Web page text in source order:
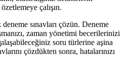
çalışın.
sınavları çözün. Deneme
zaman yönetimi becerilerinizi
soru türlerine aşina
çözdükten sonra, hatalarınızı